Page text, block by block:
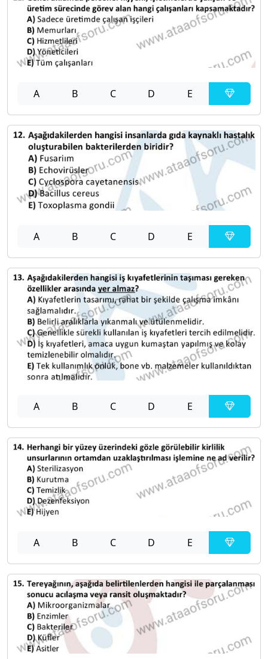
A B C D E
A B C D E
A B C D E
A B C D E